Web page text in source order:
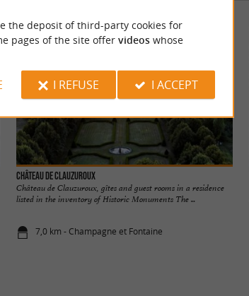
Château de Clauzuroux
Château de Clauzuroux, gîtes and guest rooms in a residence
listed in the inventory of Historic Monuments The ...
7,0 km - Champagne et Fontaine
the deposit of third-party cookies for
pages of the site offer videoswhose
I REFUSE I ACCEPT